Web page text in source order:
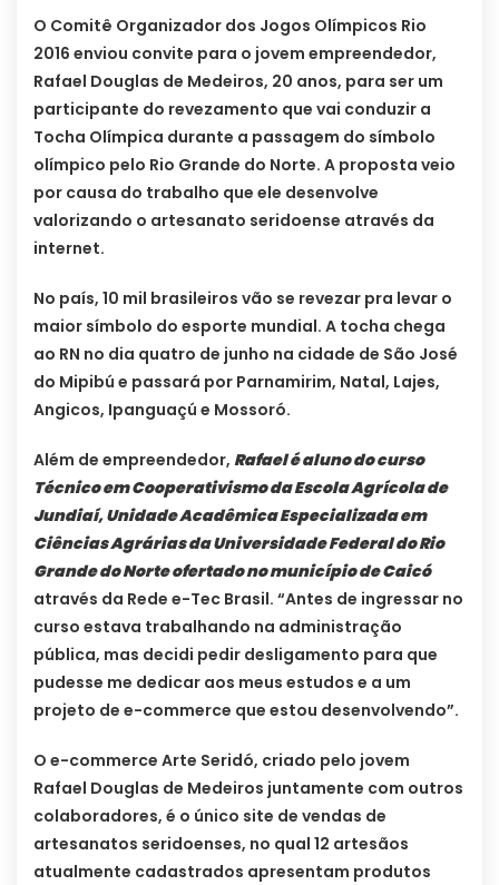
O Comitê Organizador dos Jogos Olímpicos Rio
2016 enviou convite para o jovem empreendedor,
Rafael Douglas de Medeiros, 20 anos, para ser um
participante do revezamento que vai conduzir a
Tocha Olímpica durante a passagem do símbolo
olímpico pelo Rio Grande do Norte. A proposta veio
por causa do trabalho que ele desenvolve
valorizando o artesanato seridoense através da
internet.
No país, 10 mil brasileiros vão se revezar pra levar o
maior símbolo do esporte mundial. A tocha chega
ao RN no dia quatro de junho na cidade de São José
do Mipibú e passará por Parnamirim, Natal, Lajes,
Angicos, Ipanguaçú e Mossoró.
Além de empreendedor, Rafael é aluno do curso
Técnico em Cooperativismo da Escola Agrícola de
Jundiaí, Unidade Acadêmica Especializada em
Ciências Agrárias da Universidade Federal do Rio
Grande do Norte ofertado no município de Caicó
através da Rede e-Tec Brasil. “Antes de ingressar no
curso estava trabalhando na administração
pública, mas decidi pedir desligamento para que
pudesse me dedicar aos meus estudos e a um
projeto de e-commerce que estou desenvolvendo”.
O e-commerce Arte Seridó, criado pelo jovem
Rafael Douglas de Medeiros juntamente com outros
colaboradores, é o único site de vendas de
artesanatos seridoenses, no qual 12 artesãos
atualmente cadastrados apresentam produtos